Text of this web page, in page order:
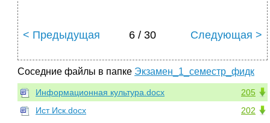
< Предыдущая 6 / 30 Следующая >
Соседние файлы в папке Экзамен_1_семестр_фидк
205
Информационная культура.docx
202
Ист Иск.docx